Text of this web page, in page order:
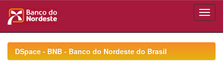
navigationDSpace - BNB - Banco do Nordeste do Brasil